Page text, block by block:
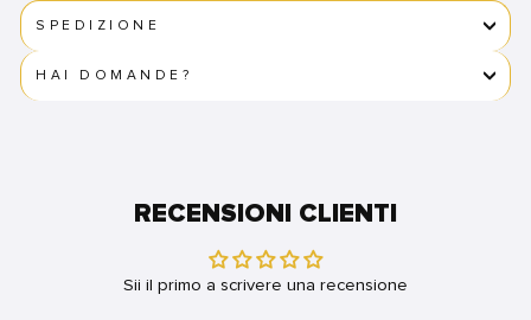
SPEDIZIONE
HAI DOMANDE?
RECENSIONI CLIENTI
Sii il primo a scrivere una recensione